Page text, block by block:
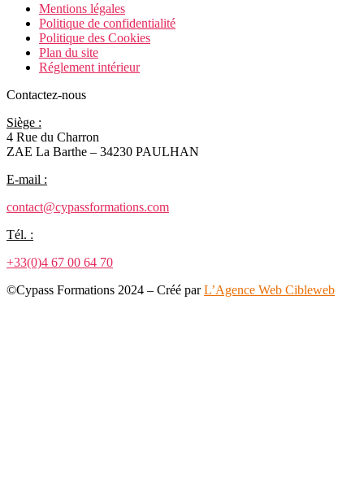
Mentions légales
Politique de confidentialité
Politique des Cookies
Plan du site
Réglement intérieur
Contactez-nous
Siège :
4 Rue du Charron
ZAE La Barthe – 34230 PAULHAN
E-mail :
contact@cypassformations.com
Tél. :
+33(0)4 67 00 64 70
©Cypass Formations 2024 – Créé parL’Agence Web Cibleweb